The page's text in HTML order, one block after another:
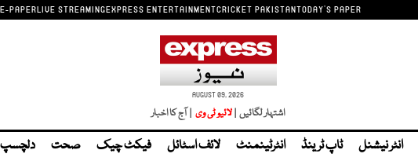
PAPERLIVE STREAMINGEXPRESS ENTERTAINMENTCRICKET PAKISTANTODAY'S PAPER
AUGUST 09, 2026
اشتہار لگائیں |لائیو ٹی وی | آج کا اخبار
انٹر نیشنل ٹاپ ٹرینڈ انٹرٹینمنٹ لائف اسٹائل فیکٹ چیک صحت